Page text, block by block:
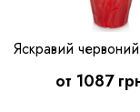
от 1087